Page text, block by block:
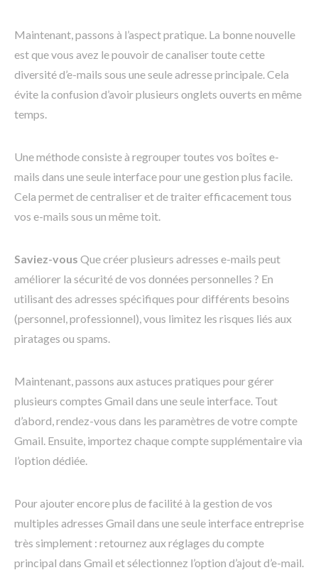
Maintenant, passons à l’aspect pratique. La bonne nouvelle
est que vous avez le pouvoir de canaliser toute cette
diversité d’e-mails sous une seule adresse principale. Cela
évite la confusion d’avoir plusieurs onglets ouverts en même
temps.
Une méthode consiste à regrouper toutes vos boîtes e-
mails dans une seule interface pour une gestion plus facile.
Cela permet de centraliser et de traiter efficacement tous
vos e-mails sous un même toit.
Saviez-vous Que créer plusieurs adresses e-mails peut
améliorer la sécurité de vos données personnelles ? En
utilisant des adresses spécifiques pour différents besoins
(personnel, professionnel), vous limitez les risques liés aux
piratages ou spams.
Maintenant, passons aux astuces pratiques pour gérer
plusieurs comptes Gmail dans une seule interface. Tout
d’abord, rendez-vous dans les paramètres de votre compte
Gmail. Ensuite, importez chaque compte supplémentaire via
l’option dédiée.
Pour ajouter encore plus de facilité à la gestion de vos
multiples adresses Gmail dans une seule interface entreprise
très simplement : retournez aux réglages du compte
principal dans Gmail et sélectionnez l’option d’ajout d’e-mail.